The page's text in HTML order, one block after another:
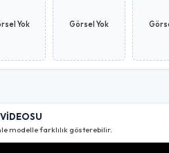
Yok Görsel Yok
modelle farklılık gösterebilir.